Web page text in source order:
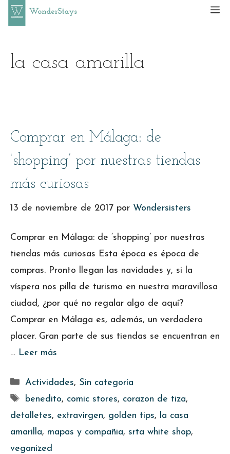
Saltar
la casa amarilla
Comprar en Málaga: de
‘shopping’ por nuestras tiendas
más curiosas
13 de noviembre de 2017 por Wondersisters
Comprar en Málaga: de ‘shopping’ por nuestras
tiendas más curiosas Esta época es época de
compras. Pronto llegan las navidades y, si la
víspera nos pilla de turismo en nuestra maravillosa
ciudad, ¿por qué no regalar algo de aquí?
Comprar en Málaga es, además, un verdadero
placer. Gran parte de sus tiendas se encuentran en
… Leer más
Categorías
Actividades, Sin categoría
Etiquetas
benedito, comic stores, corazon de tiza,
detalletes, extravirgen, golden tips,
la casa
amarilla, mapas y compañia, srta white shop,
veganized